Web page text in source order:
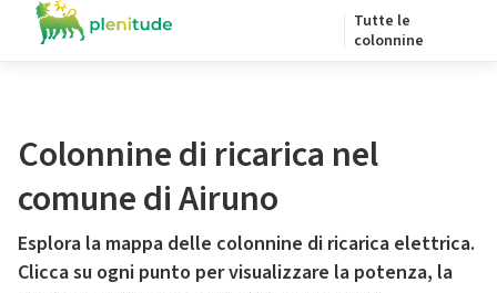
Tutte le
colonnine
Colonnine di ricarica nel
comune di Airuno
Esplora la mappa delle colonnine di ricarica elettrica.
Clicca su ogni punto per visualizzare la potenza, la